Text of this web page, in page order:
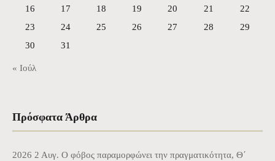
16
17 18 19 20 21
22
23
24 25 26 27 28
29
30
31
« Ιούλ
Πρόσφατα Άρθρα
2026 2 Αυγ. Ο φόβος παραμορφώνει την πραγματικότητα, Θ΄